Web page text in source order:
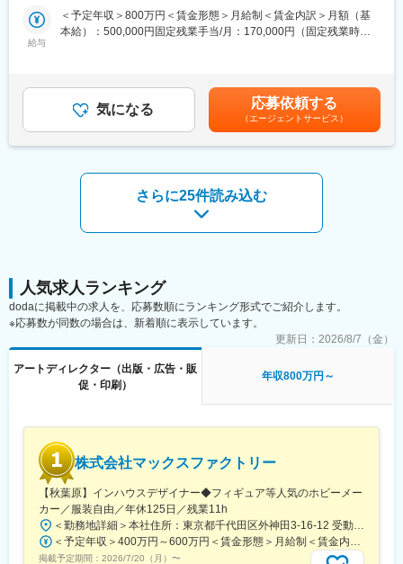
を体現するために、各種デザインのアプローチからブランドの表
現を行う業務をお任せします。
また、慣れてきた際にはメンバーとコミュニケーションの上組織
■業務の魅力：
・デザインした内容が実際にそのままプロダクトに反映されるこ
とが多く、やりがいを感じられます。
■歓迎条件：※別枠記載の必須条件に加え、下記経験をお持ちの方
は歓迎いたします。
・クライアントワーク経験がある方
・プレゼンテーションなど提案資料が作れる方
・アートディレクター、クリエイティブディレクターの経験があ
る方
・クライアントやディレクターの意図を正しく汲み取る、コミュ
ニケーション能力の高い方
・オーダー以上の提案を自身で考え、表現できる提案力がある方
・ご自身の専門分野に限らず、あらゆるクリエイティブ手法に関
して（グラフィックデザイン、動画編集やWEB、コピーライト）
変更の範囲：会社の定める業務
給与
＜予定年収＞800万円＜賃金形態＞月給制＜賃金内訳＞月額（基
本給）：500,000円固定残業手当/月：170,000円（固定残業時間
性があります。月給(月額)は固定手当を含めた表記です。
気になる 応募依頼する
（エージェントサービス）
さらに25件読み込む
人気求人ランキング
dodaに掲載中の求人を、応募数順にランキング形式でご紹介します。
※応募数が同数の場合は、新着順に表示しています。
更新日： 2026/8/7（金）
アートディレクター（出版・広告・販
促・印刷）
年収800万円～
株式会社マックスファクトリー
【秋葉原】インハウスデザイナー◆フィギュア等人気のホビーメー
カー／服装自由／年休125日／残業11h
掲載予定期間： 2026/7/20（月） 〜